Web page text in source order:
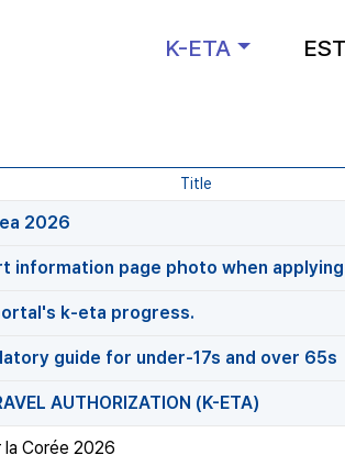
K-ETA
Title
2026
information page photo when
k-eta progress.
guide for under-17s and over 65s
AUTHORIZATION (K-ETA)
la Corée 2026